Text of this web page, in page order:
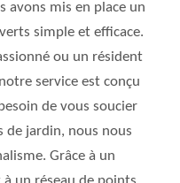
avons mis en place un
simple et efficace.
ou un résident
service est conçu
de vous soucier
de jardin, nous nous
Grâce à un